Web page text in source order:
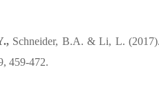
Schneider, B.A. & Li, L. (2017).
459-472.